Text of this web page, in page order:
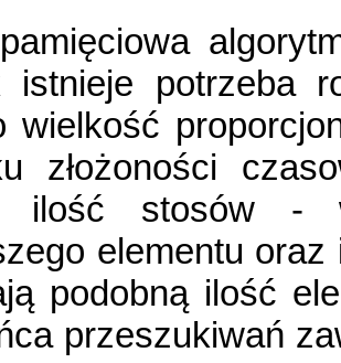
pamięciowa
istnieje potrzeba
wielkość
złożoności
ilość stosów -
elementu
podobną ilość
przeszukiwań